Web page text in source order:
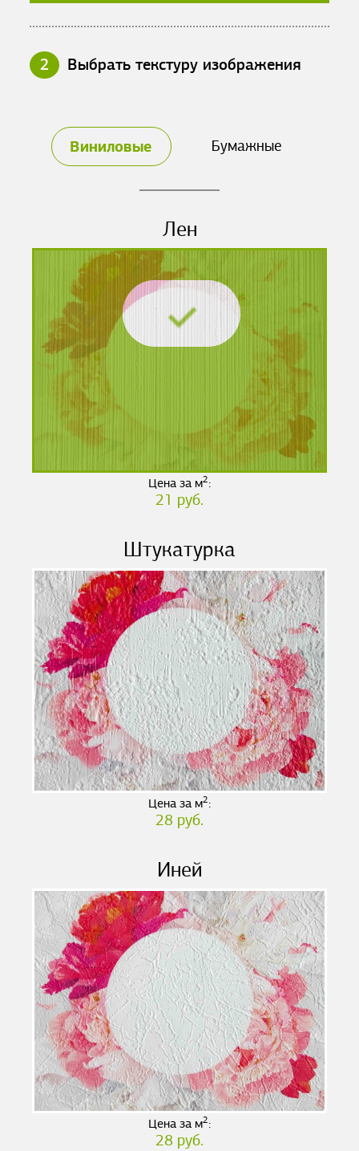
2 Выбрать текстуру изображения
Виниловые Бумажные
Лен
Цена за м2:
21 руб.
Штукатурка
Цена за м2:
28 руб.
Иней
Цена за м2:
28 руб.